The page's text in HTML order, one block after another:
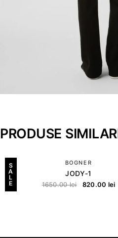
PRODUSE
S
A
L
E
BOGNER
JODY-1
1650.00lei 820.00 lei